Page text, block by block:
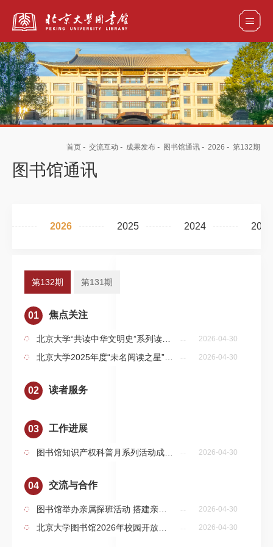
全部资源
首页 - 交流互动 - 成果发布 - 图书馆通讯 - 2026 - 第132期
图书馆通讯
2026 2025 2024 2023
第132期 第131期
01 焦点关注
2026-04-30
北京大学“共读中华文明史”系列读书活动获评首都“青阅领读”先锋
2026-04-30
北京大学2025年度“未名阅读之星”评选结果揭晓
02 读者服务
03 工作进展
2026-04-30
图书馆知识产权科普月系列活动成功开展
04 交流与合作
2026-04-30
图书馆举办亲属探班活动 搭建亲情桥梁 展现文化魅力
2026-04-30
北京大学图书馆2026年校园开放日活动圆满举行